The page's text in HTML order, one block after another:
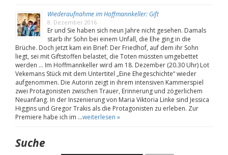
Wiederaufnahme im Hoffmannkeller: Gift
8. Dezember 2016
Er und Sie haben sich neun Jahre nicht gesehen. Damals
starb ihr Sohn bei einem Unfall, die Ehe ging in die
Brüche. Doch jetzt kam ein Brief: Der Friedhof, auf dem ihr Sohn
liegt, sei mit Giftstoffen belastet, die Toten müssten umgebettet
werden … Im Hoffmannkeller wird am 18. Dezember (20.30 Uhr) Lot
Vekemans Stück mit dem Untertitel „Eine Ehegeschichte“ wieder
aufgenommen. Die Autorin zeigt in ihrem intensiven Kammerspiel
zwei Protagonisten zwischen Trauer, Erinnerung und zögerlichem
Neuanfang. In der Inszenierung von Maria Viktoria Linke sind Jessica
Higgins und Gregor Trakis als die Protagonisten zu erleben. Zur
Premiere habe ich im …weiterlesen »
Suche